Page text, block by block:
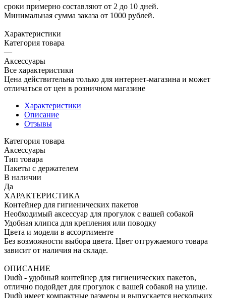
сроки примерно составляют от 2 до 10 дней.
Минимальная сумма заказа от 1000 рублей.
Характеристики
Категория товара
—
Аксессуары
Все характеристики
Цена действительна только для интернет-магазина и может
отличаться от цен в розничном магазине
Характеристики
Описание
Отзывы
Категория товара
Аксессуары
Тип товара
Пакеты с держателем
В наличии
Да
ХАРАКТЕРИСТИКА
Контейнер для гигиенических пакетов
Необходимый аксессуар для прогулок с вашей собакой
Удобная клипса для крепления или поводку
Цвета и модели в ассортименте
Без возможности выбора цвета. Цвет отгружаемого товара
зависит от наличия на складе.
ОПИСАНИЕ
Dudù - удобный контейнер для гигиенических пакетов,
отлично подойдет для прогулок с вашей собакой на улице.
Dudù имеет компактные размеры и выпускается нескольких